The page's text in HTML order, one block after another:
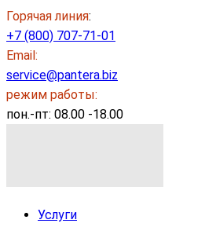
Горячая линия:
+7 (800) 707-71-01
Email:
service@pantera.biz
режим работы:
пон.-пт: 08.00 -18.00
Услуги